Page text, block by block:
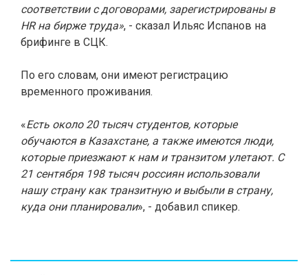
соответствии с договорами, зарегистрированы в
HR на бирже труда», - сказал Ильяс Испанов на
брифинге в СЦК.
По его словам, они имеют регистрацию
временного проживания.
«Есть около 20 тысяч студентов, которые
обучаются в Казахстане, а также имеются люди,
которые приезжают к нам и транзитом улетают. С
21 сентября 198 тысяч россиян использовали
нашу страну как транзитную и выбыли в страну,
куда они планировали», - добавил спикер.